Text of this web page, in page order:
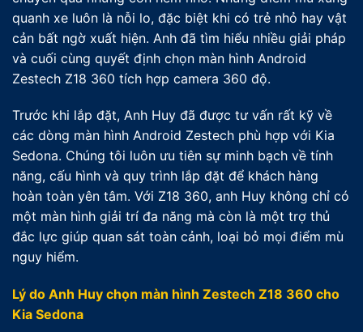
quanh xe luôn là nỗi lo, đặc biệt khi có trẻ nhỏ hay vật
cản bất ngờ xuất hiện. Anh đã tìm hiểu nhiều giải pháp
và cuối cùng quyết định chọn màn hình Android
Zestech Z18 360 tích hợp camera 360 độ.
Trước khi lắp đặt, Anh Huy đã được tư vấn rất kỹ về
các dòng màn hình Android Zestech phù hợp với Kia
Sedona. Chúng tôi luôn ưu tiên sự minh bạch về tính
năng, cấu hình và quy trình lắp đặt để khách hàng
hoàn toàn yên tâm. Với Z18 360, anh Huy không chỉ có
một màn hình giải trí đa năng mà còn là một trợ thủ
đắc lực giúp quan sát toàn cảnh, loại bỏ mọi điểm mù
nguy hiểm.
Lý do Anh Huy chọn màn hình Zestech Z18 360 cho
Kia Sedona